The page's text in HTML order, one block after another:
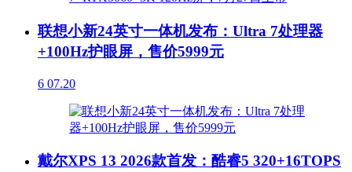
联想小新24英寸一体机发布：Ultra 7处理器
+100Hz护眼屏，售价5999元
6 07.20
戴尔XPS 13 2026款首发：酷睿5 320+16TOPS